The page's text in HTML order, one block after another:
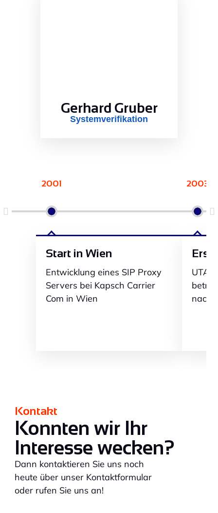
Gerhard Gruber
Systemverifikation
2001
Start in Wien
Entwicklung eines SIP Proxy
Servers bei Kapsch Carrier
Com in Wien
2003
UTA
nach
Kontakt
Konnten wir Ihr
Interesse wecken?
Dann kontaktieren Sie uns noch
heute über unser Kontaktformular
oder rufen Sie uns an!